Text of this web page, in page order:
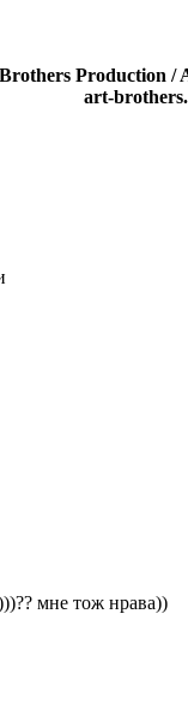
Production /
art-
мне тож нрава))